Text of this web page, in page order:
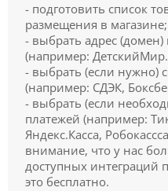
- подготовить список
размещения в магазине;
- выбрать адрес (домен)
(например:
- выбрать (если нужно)
(например: СДЭК,
- выбрать (если
платежей (например:
Яндекс.Касса,
внимание, что у нас
доступных интеграций
это бесплатно.